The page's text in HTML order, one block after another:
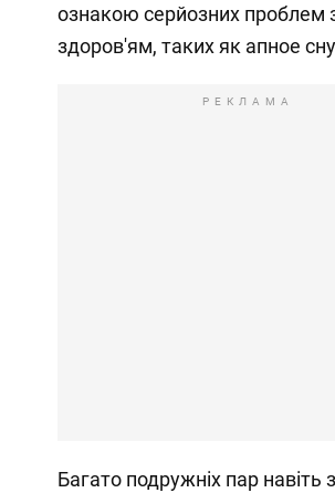
ознакою серйозних проблем
здоров'ям, таких як апное
РЕКЛАМА
Багато подружніх пар навіть